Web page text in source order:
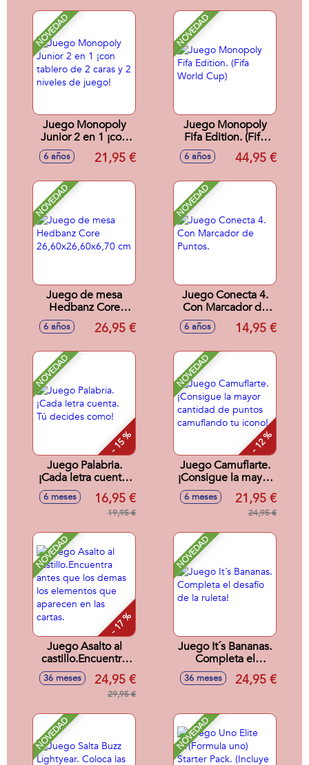
NOVEDAD
Juego Monopoly
Junior 2 en 1 ¡con
tablero de 2 caras y
2 niveles de juego!
6 años 21,95 €
NOVEDAD
Juego Monopoly
Fifa Edition. (Fifa
World Cup)
6 años 44,95 €
NOVEDAD
Juego de mesa
Hedbanz Core
26,60x26,60x6,70
6 años 26,95 €
NOVEDAD
Juego Conecta 4.
Con Marcador de
Puntos.
6 años 14,95 €
NOVEDAD
- 15 %
Juego Palabria.
¡Cada letra cuenta.
Tú decides como!
6 meses 16,95 €
19,95 €
NOVEDAD
- 12 %
Juego Camuflarte.
¡Consigue la mayor
cantidad de puntos
camuflando tu
6 meses 21,95 €
24,95 €
NOVEDAD
- 17 %
Juego Asalto al
castillo.Encuentra
antes que los
demas los
elementos que
cartas.
36 meses 24,95 €
29,95 €
NOVEDAD
Juego It´s Bananas.
Completa el
desafío de la ruleta!
36 meses 24,95 €
NOVEDAD NOVEDAD